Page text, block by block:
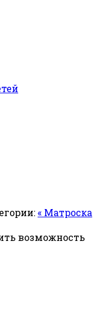
« Матроска
возможность